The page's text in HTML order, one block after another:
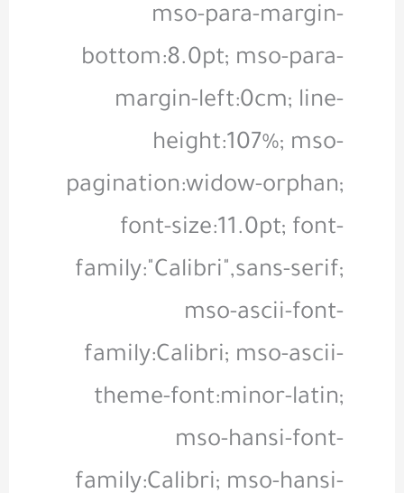
mso-para-margin-
bottom:8.0pt; mso-para-
margin-left:0cm; line-
height:107%; mso-
pagination:widow-orphan;
font-size:11.0pt; font-
family:"Calibri",sans-serif;
mso-ascii-font-
family:Calibri; mso-ascii-
theme-font:minor-latin;
mso-hansi-font-
family:Calibri; mso-hansi-